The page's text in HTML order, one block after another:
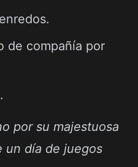
de compañía por
por su majestuosa
un día de juegos